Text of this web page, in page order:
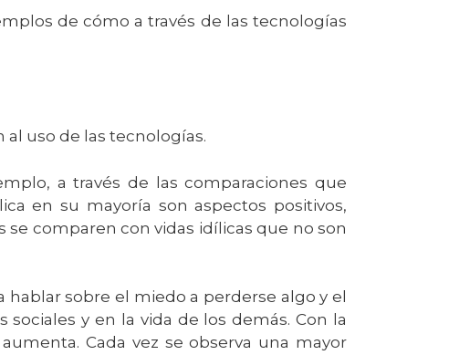
de cómo a través de las tecnologías
uso de las tecnologías.
a través de las comparaciones que
en su mayoría son aspectos positivos,
comparen con vidas idílicas que no son
hablar sobre el miedo a perderse algo y el
y en la vida de los demás. Con la
Cada vez se observa una mayor